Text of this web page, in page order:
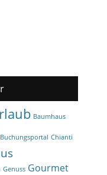
Baumhaus
Buchungsportal Chianti
Genuss Gourmet